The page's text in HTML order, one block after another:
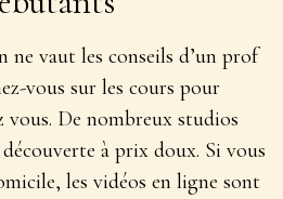
ne vaut les conseils d’un prof
vous sur les cours pour
vous. De nombreux studios
à prix doux. Si vous
les vidéos en ligne sont